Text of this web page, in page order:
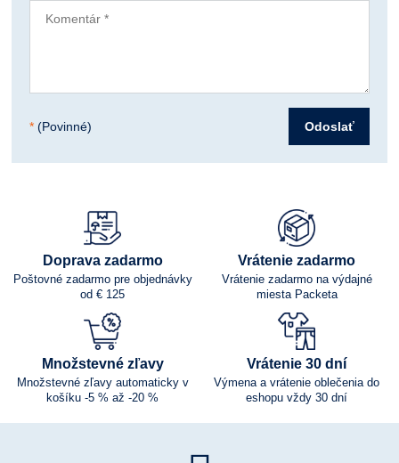
* (Povinné) Odoslať
Doprava zadarmo
Poštovné zadarmo pre objednávky
od € 125
Vrátenie zadarmo
Vrátenie zadarmo na výdajné
miesta Packeta
Množstevné zľavy
Množstevné zľavy automaticky v
košíku -5 % až -20 %
Vrátenie 30 dní
Výmena a vrátenie oblečenia do
eshopu vždy 30 dní